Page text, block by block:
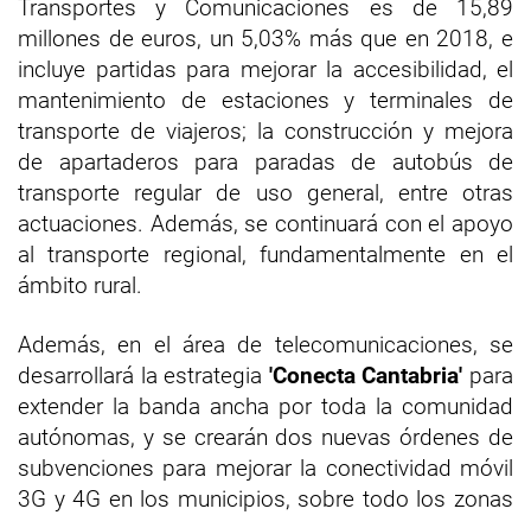
Transportes y Comunicaciones es de 15,89
millones de euros, un 5,03% más que en 2018, e
incluye partidas para mejorar la accesibilidad, el
mantenimiento de estaciones y terminales de
transporte de viajeros; la construcción y mejora
de apartaderos para paradas de autobús de
transporte regular de uso general, entre otras
actuaciones. Además, se continuará con el apoyo
al transporte regional, fundamentalmente en el
ámbito rural.
Además, en el área de telecomunicaciones, se
desarrollará la estrategia 'Conecta Cantabria' para
extender la banda ancha por toda la comunidad
autónomas, y se crearán dos nuevas órdenes de
subvenciones para mejorar la conectividad móvil
3G y 4G en los municipios, sobre todo los zonas